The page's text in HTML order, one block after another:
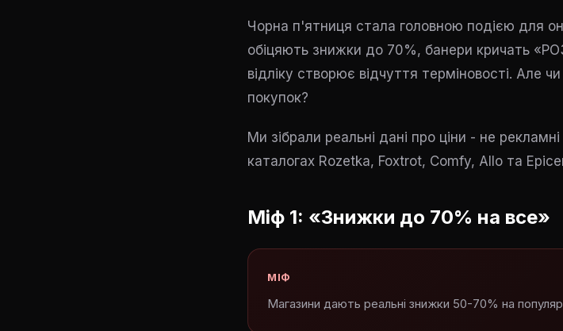
Чорна п'ятниця стала головною подією для
обіцяють знижки до 70%, банери кричать
відліку створює відчуття терміновості. Але
покупок?
Ми зібрали реальні дані про ціни - не
каталогах Rozetka, Foxtrot, Comfy, Allo та
Міф 1: «Знижки до 70% на все»
МІФ
Магазини дають реальні знижки 50-70% на